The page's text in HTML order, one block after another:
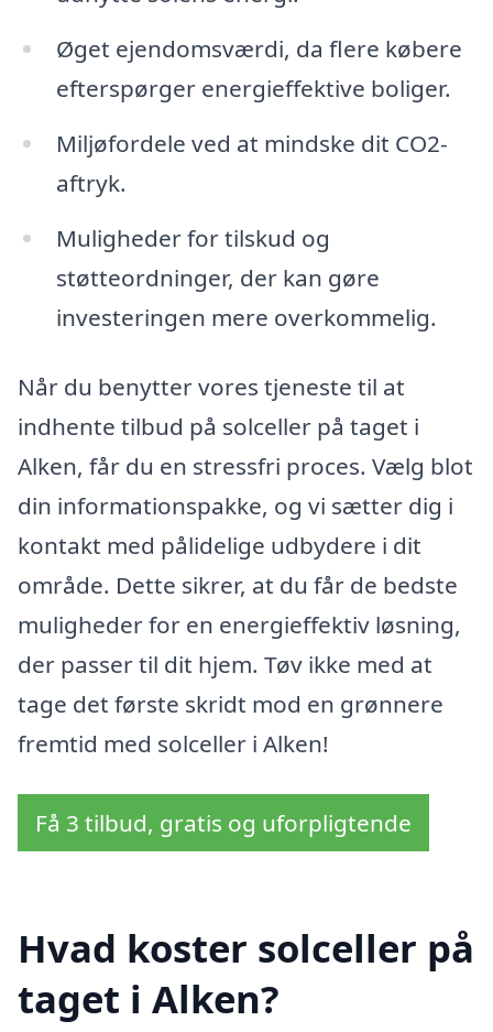
Øget ejendomsværdi, da flere købere
efterspørger energieffektive boliger.
Miljøfordele ved at mindske dit CO2-
aftryk.
Muligheder for tilskud og
støtteordninger, der kan gøre
investeringen mere overkommelig.
Når du benytter vores tjeneste til at
indhente tilbud på solceller på taget i
Alken, får du en stressfri proces. Vælg blot
din informationspakke, og vi sætter dig i
kontakt med pålidelige udbydere i dit
område. Dette sikrer, at du får de bedste
muligheder for en energieffektiv løsning,
der passer til dit hjem. Tøv ikke med at
tage det første skridt mod en grønnere
fremtid med solceller i Alken!
Få 3 tilbud, gratis og uforpligtende
Hvad koster solceller på
taget i Alken?